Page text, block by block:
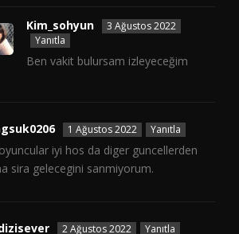
Kim_sohyun
3 Ağustos 2022
Yanıtla
Ben vakit bulursam izleyeceğim
1 Ağustos 2022 Yanıtla
iyi hos da diger guncellerden
sira gelecegini sanmiyorum.
2 Ağustos 2022 Yanıtla